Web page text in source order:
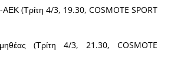
ΑΕΚ (Τρίτη 4/3, 19.30, COSMOTE SPORT
(Τρίτη 4/3, 21.30, COSMOTE